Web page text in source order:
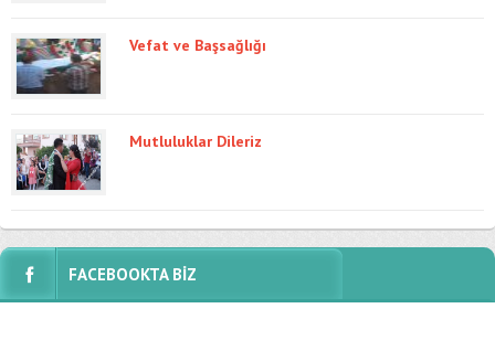
Vefat ve Başsağlığı
Mutluluklar Dileriz
FACEBOOKTA BİZ